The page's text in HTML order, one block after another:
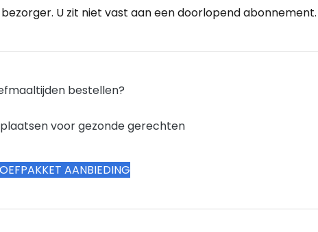
U zit niet vast aan een doorlopend abonnement.
bestellen?
voor gezonde gerechten
AANBIEDING